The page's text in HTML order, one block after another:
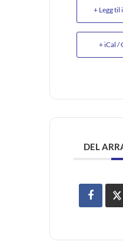
+ Legg til
+ iCal /
DEL